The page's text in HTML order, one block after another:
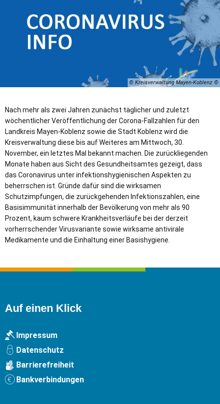
© Kreisverwaltung Mayen-Koblenz
Nach mehr als zwei Jahren zunächst täglicher und zuletzt
wöchentlicher Veröffentlichung der Corona-Fallzahlen für den
Landkreis Mayen-Koblenz sowie die Stadt Koblenz wird die
Kreisverwaltung diese bis auf Weiteres am Mittwoch, 30.
November, ein letztes Mal bekannt machen. Die zurückliegenden
Monate haben aus Sicht des Gesundheitsamtes gezeigt, dass
das Coronavirus unter infektionshygienischen Aspekten zu
beherrschen ist. Gründe dafür sind die wirksamen
Schutzimpfungen, die zurückgehenden Infektionszahlen, eine
Basisimmunität innerhalb der Bevölkerung von mehr als 90
Prozent, kaum schwere Krankheitsverläufe bei der derzeit
vorherrschender Virusvariante sowie wirksame antivirale
Medikamente und die Einhaltung einer Basishygiene.
Auf einen Klick
Impressum
Datenschutz
Barrierefreiheit
Bankverbindungen